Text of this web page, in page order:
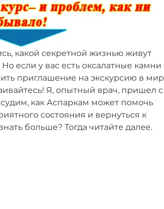
какой секретной жизнью живут
если у вас есть оксалатные камни
приглашение на экскурсию в мир
Я, опытный врач, пришел с
как Аспаркам может помочь
состояния и вернуться к
больше? Тогда читайте далее.